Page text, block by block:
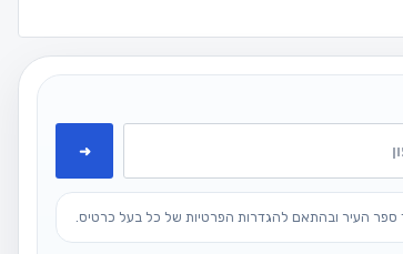
➜
ספר העיר ובהתאם להגדרות הפרטיות של כל בעל כרטיס.